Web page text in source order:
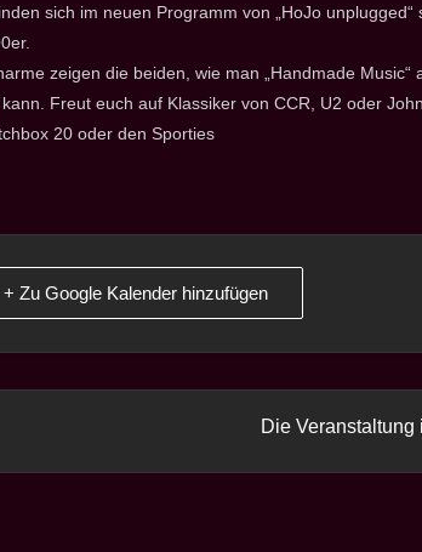
sich im neuen Programm von „HoJo
zeigen die beiden, wie man „Handmade
Freut euch auf Klassiker von CCR, U2 oder
20 oder den Sporties
+ Zu Google Kalender hinzufügen
Die Veranstaltung